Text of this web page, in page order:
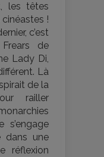
les têtes
!
c’est
de
Lady Di,
Là
de la
railler
s’engage
dans une
réflexion